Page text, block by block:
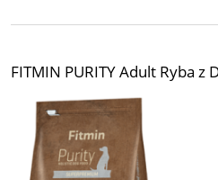
FITMIN PURITY Adult Ryba z